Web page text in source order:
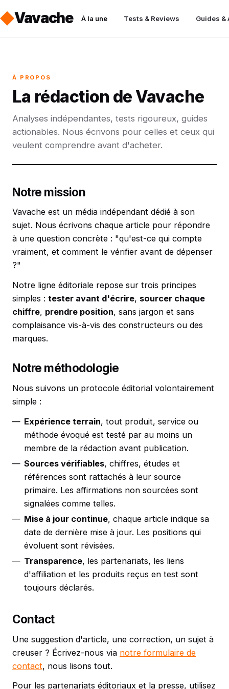
Vavache À la une Tests & Reviews Guides &
À PROPOS
La rédaction de Vavache
Analyses indépendantes, tests rigoureux, guides
actionables. Nous écrivons pour celles et ceux qui
veulent comprendre avant d'acheter.
Notre mission
Vavache est un média indépendant dédié à son
sujet. Nous écrivons chaque article pour répondre
à une question concrète : "qu'est-ce qui compte
vraiment, et comment le vérifier avant de dépenser
?"
Notre ligne éditoriale repose sur trois principes
simples : tester avant d'écrire, sourcer chaque
chiffre, prendre position, sans jargon et sans
complaisance vis-à-vis des constructeurs ou des
marques.
Notre méthodologie
Nous suivons un protocole éditorial volontairement
simple :
Expérience terrain, tout produit, service ou
méthode évoqué est testé par au moins un
membre de la rédaction avant publication.
Sources vérifiables, chiffres, études et
références sont rattachés à leur source
primaire. Les affirmations non sourcées sont
signalées comme telles.
Mise à jour continue, chaque article indique sa
date de dernière mise à jour. Les positions qui
évoluent sont révisées.
Transparence, les partenariats, les liens
d'affiliation et les produits reçus en test sont
toujours déclarés.
Contact
Une suggestion d'article, une correction, un sujet à
creuser ? Écrivez-nous via notre formulaire de
contact, nous lisons tout.
Pour les partenariats éditoriaux et la presse, utilisez